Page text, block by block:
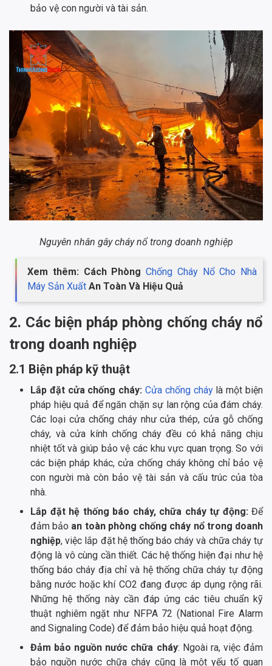
bảo vệ con người và tài sản.
Nguyên nhân gây cháy nổ trong doanh nghiệp
Xem thêm: Cách Phòng Chống Cháy Nổ Cho Nhà
Máy Sản Xuất An Toàn Và Hiệu Quả
2. Các biện pháp phòng chống cháy nổ
trong doanh nghiệp
2.1 Biện pháp kỹ thuật
Lắp đặt cửa chống cháy: Cửa chống cháylà một biện
pháp hiệu quả để ngăn chặn sự lan rộng của đám cháy.
Các loại cửa chống cháy như cửa thép, cửa gỗ chống
cháy, và cửa kính chống cháy đều có khả năng chịu
nhiệt tốt và giúp bảo vệ các khu vực quan trọng. So với
các biện pháp khác, cửa chống cháy không chỉ bảo vệ
con người mà còn bảo vệ tài sản và cấu trúc của tòa
nhà.
Lắp đặt hệ thống báo cháy, chữa cháy tự động:Để
đảm bảo an toàn phòng chống cháy nổ trong doanh
nghiệp, việc lắp đặt hệ thống báo cháy và chữa cháy tự
động là vô cùng cần thiết. Các hệ thống hiện đại như hệ
thống báo cháy địa chỉ và hệ thống chữa cháy tự động
bằng nước hoặc khí CO2 đang được áp dụng rộng rãi.
Những hệ thống này cần đáp ứng các tiêu chuẩn kỹ
thuật nghiêm ngặt như NFPA 72 (National Fire Alarm
and Signaling Code) để đảm bảo hiệu quả hoạt động.
Đảm bảo nguồn nước chữa cháy: Ngoài ra, việc đảm
bảo nguồn nước chữa cháy cũng là một yếu tố quan